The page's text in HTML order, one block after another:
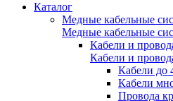
Каталог
Медные кабельные
Медные кабельные
Кабели и
Кабели и
Кабели до
Кабели
Провода